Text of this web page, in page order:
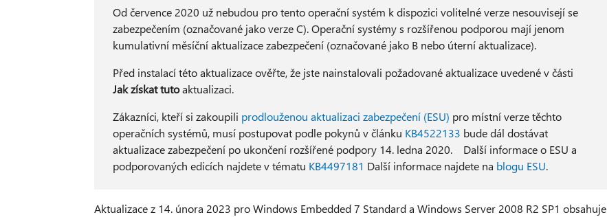
Od července 2020 už nebudou pro tento operační systém k dispozici volitelné verze nesouvisejí se
zabezpečením (označované jako verze C). Operační systémy s rozšířenou podporou mají jenom
kumulativní měsíční aktualizace zabezpečení (označované jako B nebo úterní aktualizace).
Před instalací této aktualizace ověřte, že jste nainstalovali požadované aktualizace uvedené v části
Jak získat tutoaktualizaci.
Zákazníci, kteří si zakoupili prodlouženou aktualizaci zabezpečení (ESU) pro místní verze těchto
operačních systémů, musí postupovat podle pokynů v článku KB4522133 bude dál dostávat
aktualizace zabezpečení po ukončení rozšířené podpory 14. ledna 2020. Další informace o ESU a
podporovaných edicích najdete v tématu KB4497181 Další informace najdete na blogu ESU.
Aktualizace z 14. února 2023 pro Windows Embedded 7 Standard a Windows Server 2008 R2 SP1 obsahuje